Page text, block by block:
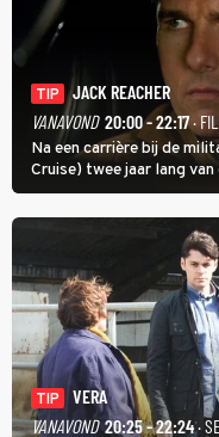
TIP
JACK REACHER
VANAVOND 20:00 - 22:17·
Na een carrière bij de
Cruise) twee jaar lang
uithangt, totdat
TIP
VERA
VANAVOND 20:25 - 22:24·